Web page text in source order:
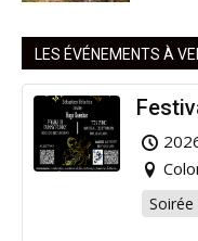
LES ÉVÉNEMENTS À